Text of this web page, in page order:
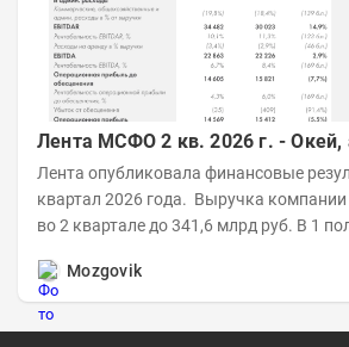
Лента МСФО 2 кв. 2026 г. - Окей,
Лента опубликовала финансовые
квартал 2026 года. Выручка компании выросла на 28,8%
во 2 квартале до 341,6 млрд руб. В 1
Mozgovik